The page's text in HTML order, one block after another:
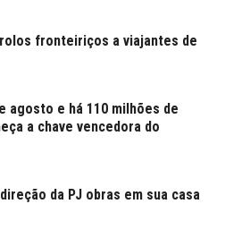
fronteiriços a viajantes de
agosto e há 110 milhões de
a chave vencedora do
da PJ obras em sua casa